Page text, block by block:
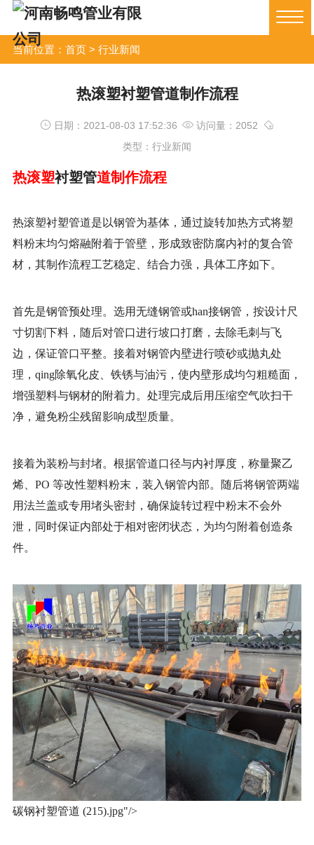
当前位置： 首页> 行业新闻
热滚塑衬塑管道制作流程
日期：2021-08-03 17:52:36
访问量：2052
类型：行业新闻
热滚塑衬塑管道制作流程
热滚塑衬塑管道是以钢管为基体，通过旋转加热方式将塑
料粉末均匀熔融附着于管壁，形成致密防腐内衬的复合管
材，其制作流程工艺稳定、结合力强，具体工序如下。
首先是钢管预处理。选用无缝钢管或han接钢管，按设计尺
寸切割下料，随后对管口进行坡口打磨，去除毛刺与飞
边，保证管口平整。接着对钢管内壁进行喷砂或抛丸处
理，qing除氧化皮、铁锈与油污，使内壁形成均匀粗糙面，
增强塑料与钢材的附着力。处理完成后用压缩空气吹扫干
净，避免粉尘残留影响成型质量。
接着为装粉与封堵。根据管道口径与内衬厚度，称量聚乙
烯、 PO 等改性塑料粉末，装入钢管内部。随后将钢管两端
用法兰盖或专用堵头密封，确保旋转过程中粉末不会外
泄，同时保证内部处于相对密闭状态，为均匀附着创造条
件。
碳钢衬塑管道 (215).jpg"/>